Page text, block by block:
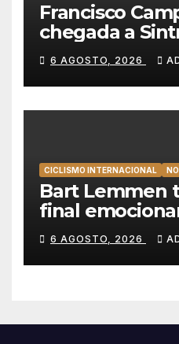
Francisco
chegada a
veste de
Portugal
6 AGOSTO, 2026
CICLISMO INTERNACIONAL
Bart Lemmen
final
a primeira
na Volta à
6 AGOSTO, 2026